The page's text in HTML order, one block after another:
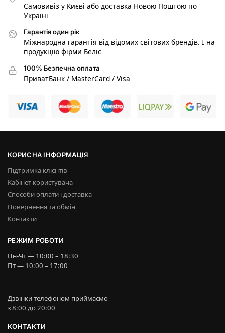
Самовивіз у Києві або доставка Новою Поштою по
Україні
Гарантія один рік
Міжнародна гарантія від відомих світових брендів. І на
продукцію фірми Беліс
100% Безпечна оплата
ПриватБанк / MasterCard / Visa
КОРИСНА ІНФОРМАЦІЯ
Підтримка клієнтів
Кабінет користувача
Способи оплати і доставка
Повернення та обмін
Контакти
РЕЖИМ РОБОТИ
Пн-Чт — 10:00 – 18:30
Пт — 10:00 – 17:00
Дзвінки телефоном приймаємо
з 8:00 до 20:00
КОНТАКТИ